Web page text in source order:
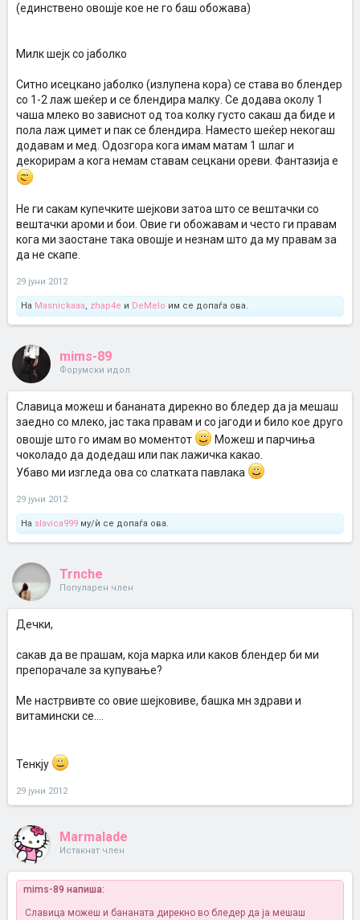
(единствено овошје кое не го баш обожава)
Милк шејк со јаболко
Ситно исецкано јаболко (излупена кора) се става во блендер
со 1-2 лаж шеќер и се блендира малку. Се додава околу 1
чаша млеко во зависнот од тоа колку густо сакаш да биде и
пола лаж цимет и пак се блендира. Наместо шеќер некогаш
додавам и мед. Одозгора кога имам матам 1 шлаг и
декорирам а кога немам ставам сецкани ореви. Фантазија е
Не ги сакам купечките шејкови затоа што се вештачки со
вештачки ароми и бои. Овие ги обожавам и често ги правам
кога ми заостане така овошје и незнам што да му правам за
да не скапе.
29 јуни 2012
На Masnickaaa, zhap4e и DeMelo им се допаѓа ова.
mims-89
Форумски идол
Славица можеш и бананата дирекно во бледер да ја мешаш
заедно со млеко, јас така правам и со јагоди и било кое друго
овошје што го имам во моментот
Можеш и парчиња
чоколадо да додедаш или пак лажичка какао.
Убаво ми изгледа ова со слатката павлака
29 јуни 2012
На slavica999 му/ѝ се допаѓа ова.
Trnche
Популарен член
Дечки,
сакав да ве прашам, која марка или каков блендер би ми
препорачале за купување?
Ме настрвивте со овие шејковиве, башка мн здрави и
витамински се....
Тенкју
29 јуни 2012
Marmalade
Истакнат член
mims-89 напиша:
Славица можеш и бананата дирекно во бледер да ја мешаш